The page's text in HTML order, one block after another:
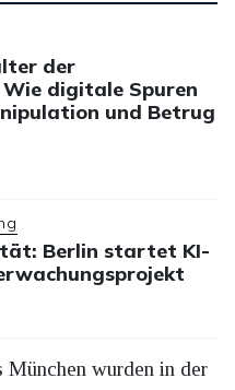
der
digitale Spuren
und Betrug
Berlin startet KI-
München wurden in der